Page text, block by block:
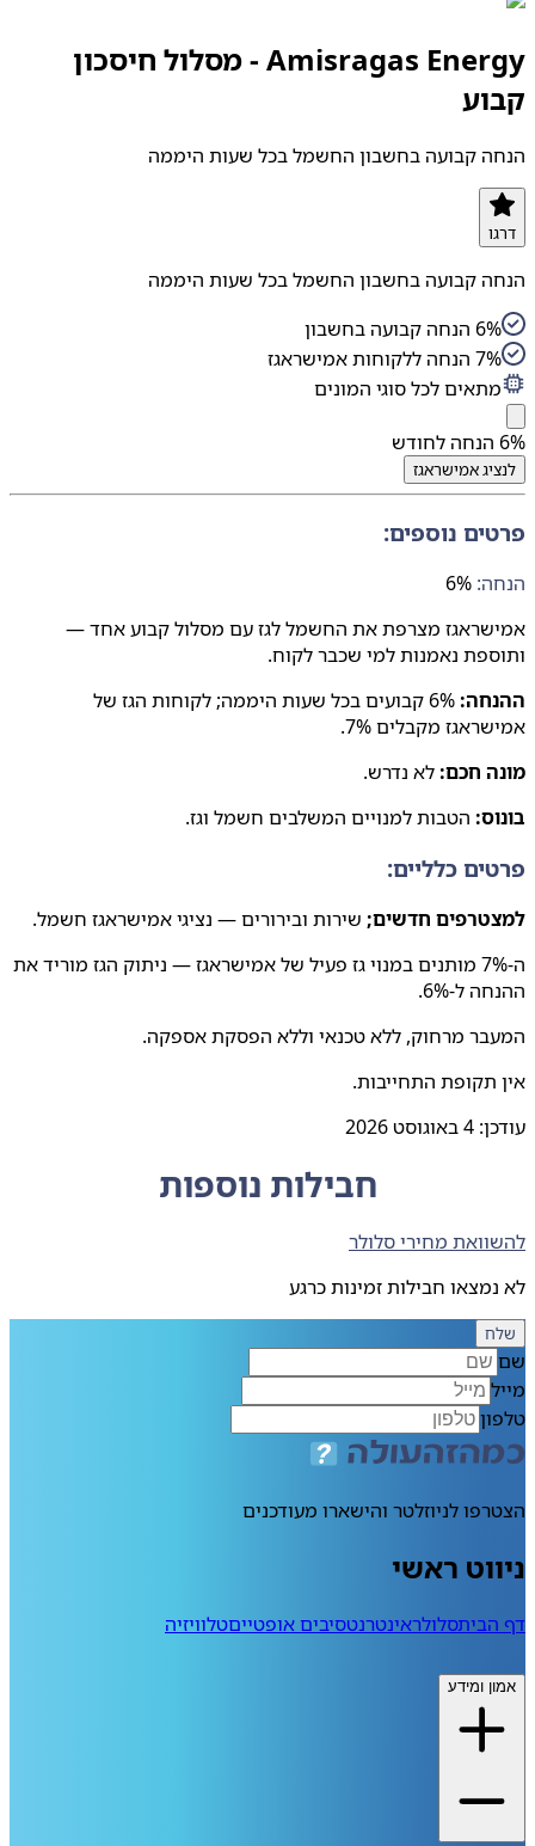
Amisragas Energy - מסלול חיסכון
קבוע
הנחה קבועה בחשבון החשמל בכל שעות היממה
דרגו
הנחה קבועה בחשבון החשמל בכל שעות היממה
6% הנחה קבועה בחשבון
7% הנחה ללקוחות אמישראגז
מתאים לכל סוגי המונים
6% הנחה לחודש
לנציגאמישראגז
פרטים נוספים:
הנחה: 6%
אמישראגז מצרפת את החשמל לגז עם מסלול קבוע אחד —
ותוספת נאמנות למי שכבר לקוח.
ההנחה:
6% קבועים בכל שעות היממה; לקוחות הגז של
אמישראגז מקבלים 7%.
מונה חכם: לא נדרש.
בונוס: הטבות למנויים המשלבים חשמל וגז.
פרטים כלליים:
למצטרפים חדשים; שירות ובירורים — נציגי אמישראגז חשמל.
ה-7% מותנים במנוי גז פעיל של אמישראגז — ניתוק הגז מוריד את
ההנחה ל-6%.
המעבר מרחוק, ללא טכנאי וללא הפסקת אספקה.
אין תקופת התחייבות.
עודכן: 4 באוגוסט 2026
חבילות נוספות
להשוואת מחירי סלולר
לא נמצאו חבילות זמינות כרגע
שלח
שם
מייל
טלפון
הצטרפו לניוזלטר והישארו מעודכנים
ניווט ראשי
דף הביתסלולראינטרנטסיבים אופטייםטלוויזיה
אמון ומידע